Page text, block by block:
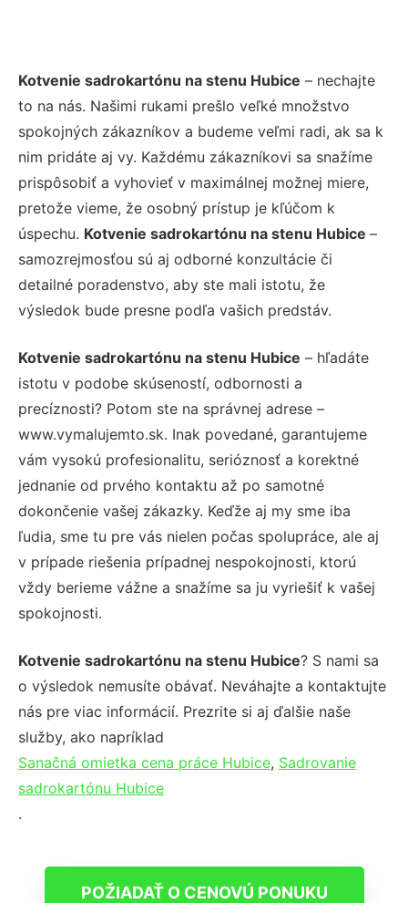
Kotvenie sadrokartónu na stenu Hubice – nechajte
to na nás. Našimi rukami prešlo veľké množstvo
spokojných zákazníkov a budeme veľmi radi, ak sa k
nim pridáte aj vy. Každému zákazníkovi sa snažíme
prispôsobiť a vyhovieť v maximálnej možnej miere,
pretože vieme, že osobný prístup je kľúčom k
úspechu. Kotvenie sadrokartónu na stenu Hubice –
samozrejmosťou sú aj odborné konzultácie či
detailné poradenstvo, aby ste mali istotu, že
výsledok bude presne podľa vašich predstáv.
Kotvenie sadrokartónu na stenu Hubice – hľadáte
istotu v podobe skúseností, odbornosti a
precíznosti? Potom ste na správnej adrese –
www.vymalujemto.sk. Inak povedané, garantujeme
vám vysokú profesionalitu, serióznosť a korektné
jednanie od prvého kontaktu až po samotné
dokončenie vašej zákazky. Keďže aj my sme iba
ľudia, sme tu pre vás nielen počas spolupráce, ale aj
v prípade riešenia prípadnej nespokojnosti, ktorú
vždy berieme vážne a snažíme sa ju vyriešiť k vašej
spokojnosti.
Kotvenie sadrokartónu na stenu Hubice? S nami sa
o výsledok nemusíte obávať. Neváhajte a kontaktujte
nás pre viac informácií. Prezrite si aj ďalšie naše
služby, ako napríklad
Sanačná omietka cena práce Hubice, Sadrovanie
sadrokartónu Hubice
.
POŽIADAŤ O CENOVÚ PONUKU